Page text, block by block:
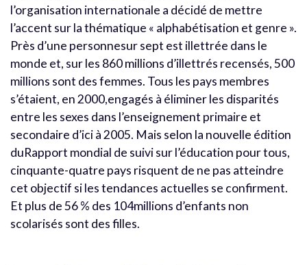
l’organisation internationale a décidé de mettre
l’accent sur la thématique « alphabétisation et genre ».
Près d’une personnesur sept est illettrée dans le
monde et, sur les 860 millions d’illettrés recensés, 500
millions sont des femmes. Tous les pays membres
s’étaient, en 2000,engagés à éliminer les disparités
entre les sexes dans l’enseignement primaire et
secondaire d’ici à 2005. Mais selon la nouvelle édition
duRapport mondial de suivi sur l’éducation pour tous,
cinquante-quatre pays risquent de ne pas atteindre
cet objectif si les tendances actuelles se confirment.
Et plus de 56 % des 104millions d’enfants non
scolarisés sont des filles.